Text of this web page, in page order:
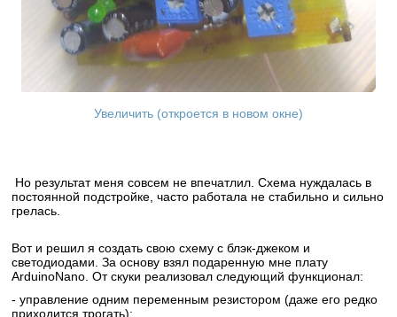
Увеличить (откроется в новом окне)
Но результат меня совсем не впечатлил. Схема нуждалась в
постоянной подстройке, часто работала не стабильно и сильно
грелась.
Вот и решил я создать свою схему с блэк-джеком и
светодиодами. За основу взял подаренную мне плату
ArduinoNano. От скуки реализовал следующий функционал:
- управление одним переменным резистором (даже его редко
приходится трогать);